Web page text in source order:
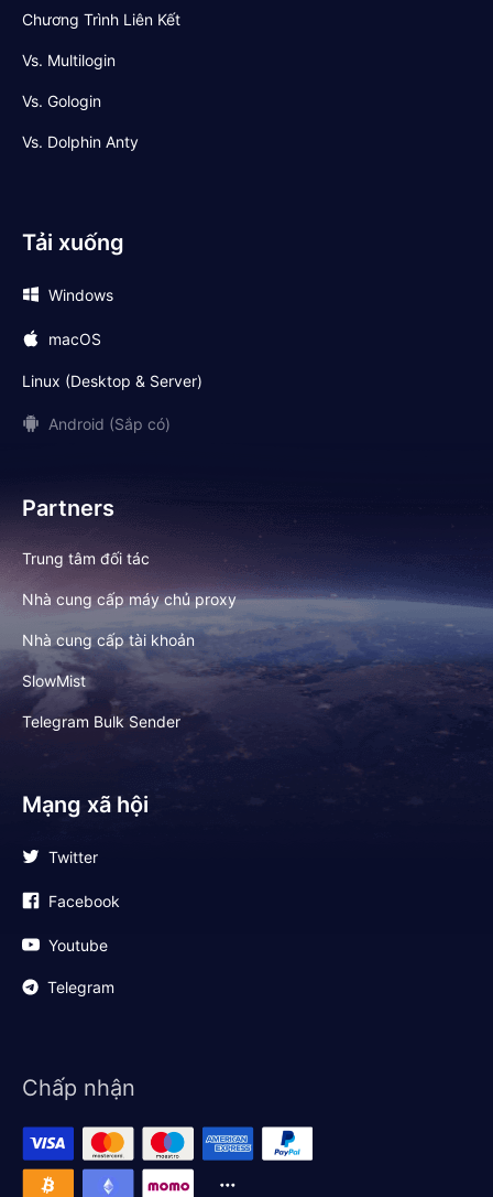
Chương Trình Liên Kết
Vs. Multilogin
Vs. Gologin
Vs. Dolphin Anty
Tải xuống
Windows
macOS
Linux (Desktop & Server)
Android (Sắp có)
Partners
Trung tâm đối tác
Nhà cung cấp máy chủ proxy
Nhà cung cấp tài khoản
SlowMist
Telegram Bulk Sender
Mạng xã hội
Twitter
Facebook
Youtube
Telegram
Chấp nhận